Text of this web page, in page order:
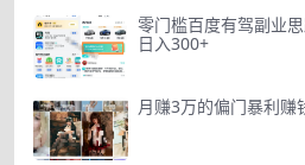
零门槛百度有驾副业
日入300+
月赚3万的偏门暴利赚